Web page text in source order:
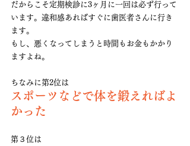
だからこそ定期検診に3ヶ月に一回は必ず行って
います。違和感あればすぐに歯医者さんに行き
ます。
もし、悪くなってしまうと時間もお金もかかり
ますよね。
ちなみに第2位は
スポーツなどで体を鍛えればよ
かった
第３位は